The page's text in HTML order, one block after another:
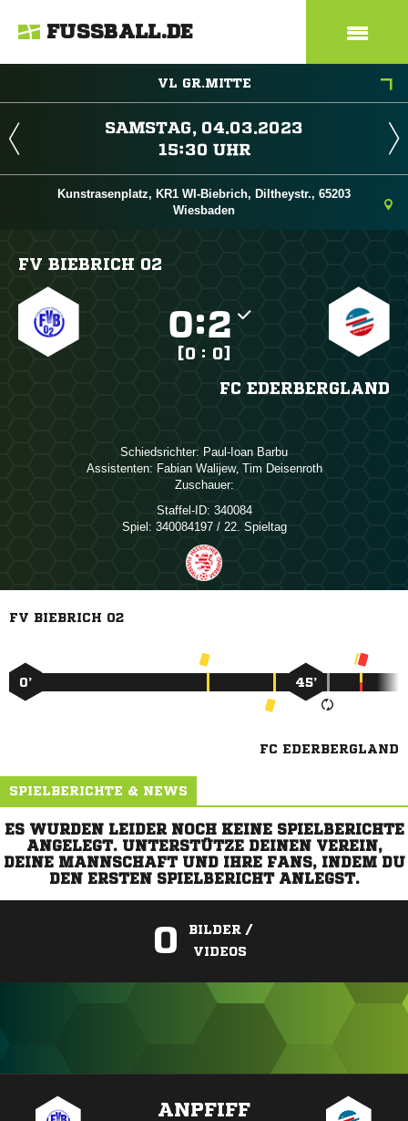
FUSSBALL.DE
VL GR.MITTE
 
 
Kunstrasenplatz, KR1 WI-Biebrich, Diltheystr., 65203
Wiesbaden
FV BIEBRICH 02
:
[0 : 0]
FC EDERBERGLAND
Schiedsrichter:  
Assistenten:  ,  
Zuschauer:
Staffel-ID: 340084
Spiel: 340084197 / 22. Spieltag
FV BIEBRICH 02
0’ 45’
FC EDERBERGLAND
SPIELBERICHTE & NEWS
ES WURDEN LEIDER NOCH KEINE SPIELBERICHTE
ANGELEGT. UNTERSTÜTZE DEINEN VEREIN,
DEINE MANNSCHAFT UND IHRE FANS, INDEM DU
DEN ERSTEN SPIELBERICHT ANLEGST.
0
BILDER /
VIDEOS
ANPFIFF